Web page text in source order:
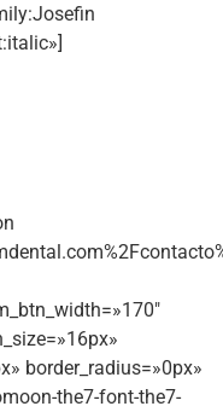
border_radius=»0px»
the7-font-the7-